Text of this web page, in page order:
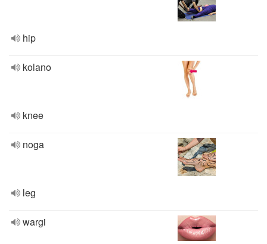
hip
kolano
knee
noga
leg
wargi